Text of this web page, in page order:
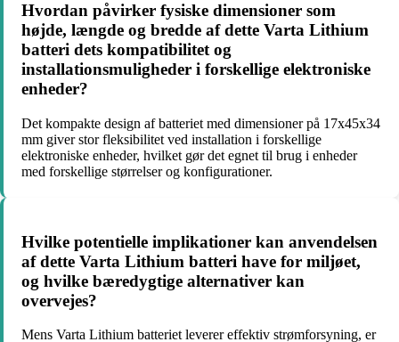
Hvordan påvirker fysiske dimensioner som
højde, længde og bredde af dette Varta Lithium
batteri dets kompatibilitet og
installationsmuligheder i forskellige elektroniske
enheder?
Det kompakte design af batteriet med dimensioner på 17x45x34
mm giver stor fleksibilitet ved installation i forskellige
elektroniske enheder, hvilket gør det egnet til brug i enheder
med forskellige størrelser og konfigurationer.
Hvilke potentielle implikationer kan anvendelsen
af dette Varta Lithium batteri have for miljøet,
og hvilke bæredygtige alternativer kan
overvejes?
Mens Varta Lithium batteriet leverer effektiv strømforsyning, er